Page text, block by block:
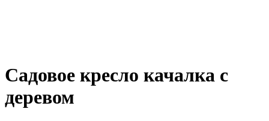
Садовое кресло качалка с
деревом